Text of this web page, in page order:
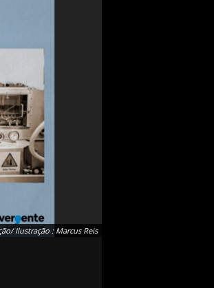
Ilustração : Marcus Reis